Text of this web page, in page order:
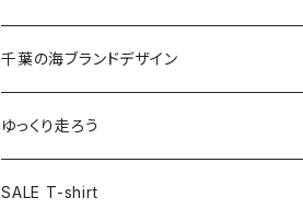
キャップ
トートバッグ
ランチバッグ
キーホルダー
クリアファイル
缶バッジ
キーホルダー
クリアファイル
缶バッジ54mm
JAGUARさんコラボグッズ
Tシャツ
ステッカー
サコッシュ
ホテルキーホルダー
缶バッジ
クリアファイル
マスク
キャップ
エコバッグ
ステッカー
Tシャツ
キャップ
ステッカー
千葉の海ブランドデザイン
Tシャツ
キャップ
ゆっくり走ろう
Tシャツ
SALE T-shirt